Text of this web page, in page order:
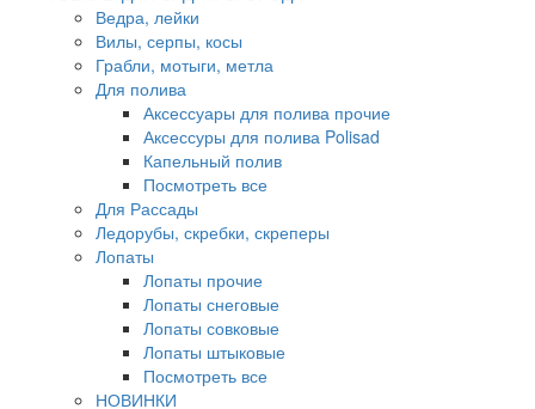
Ведра, лейки
Вилы, серпы, косы
Грабли, мотыги, метла
Для полива
Аксессуары для полива прочие
Аксессуры для полива Polisad
Капельный полив
Посмотреть все
Для Рассады
Ледорубы, скребки, скреперы
Лопаты
Лопаты прочие
Лопаты снеговые
Лопаты совковые
Лопаты штыковые
Посмотреть все
НОВИНКИ